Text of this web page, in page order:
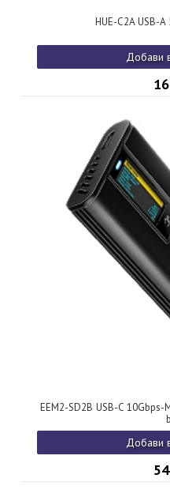
HUE-C2A USB-
Добави
16
EEM2-SD2B USB-C 10Gbps-
Добави
54